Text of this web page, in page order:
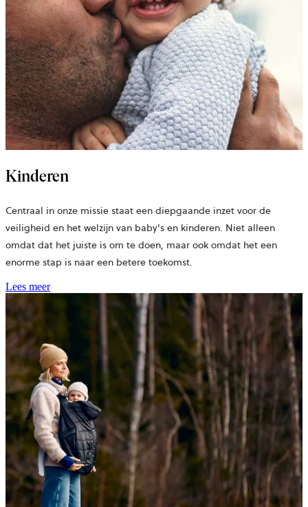
Kinderen
Centraal in onze missie staat een diepgaande inzet voor de
veiligheid en het welzijn van baby's en kinderen. Niet alleen
omdat dat het juiste is om te doen, maar ook omdat het een
enorme stap is naar een betere toekomst.
Lees meer